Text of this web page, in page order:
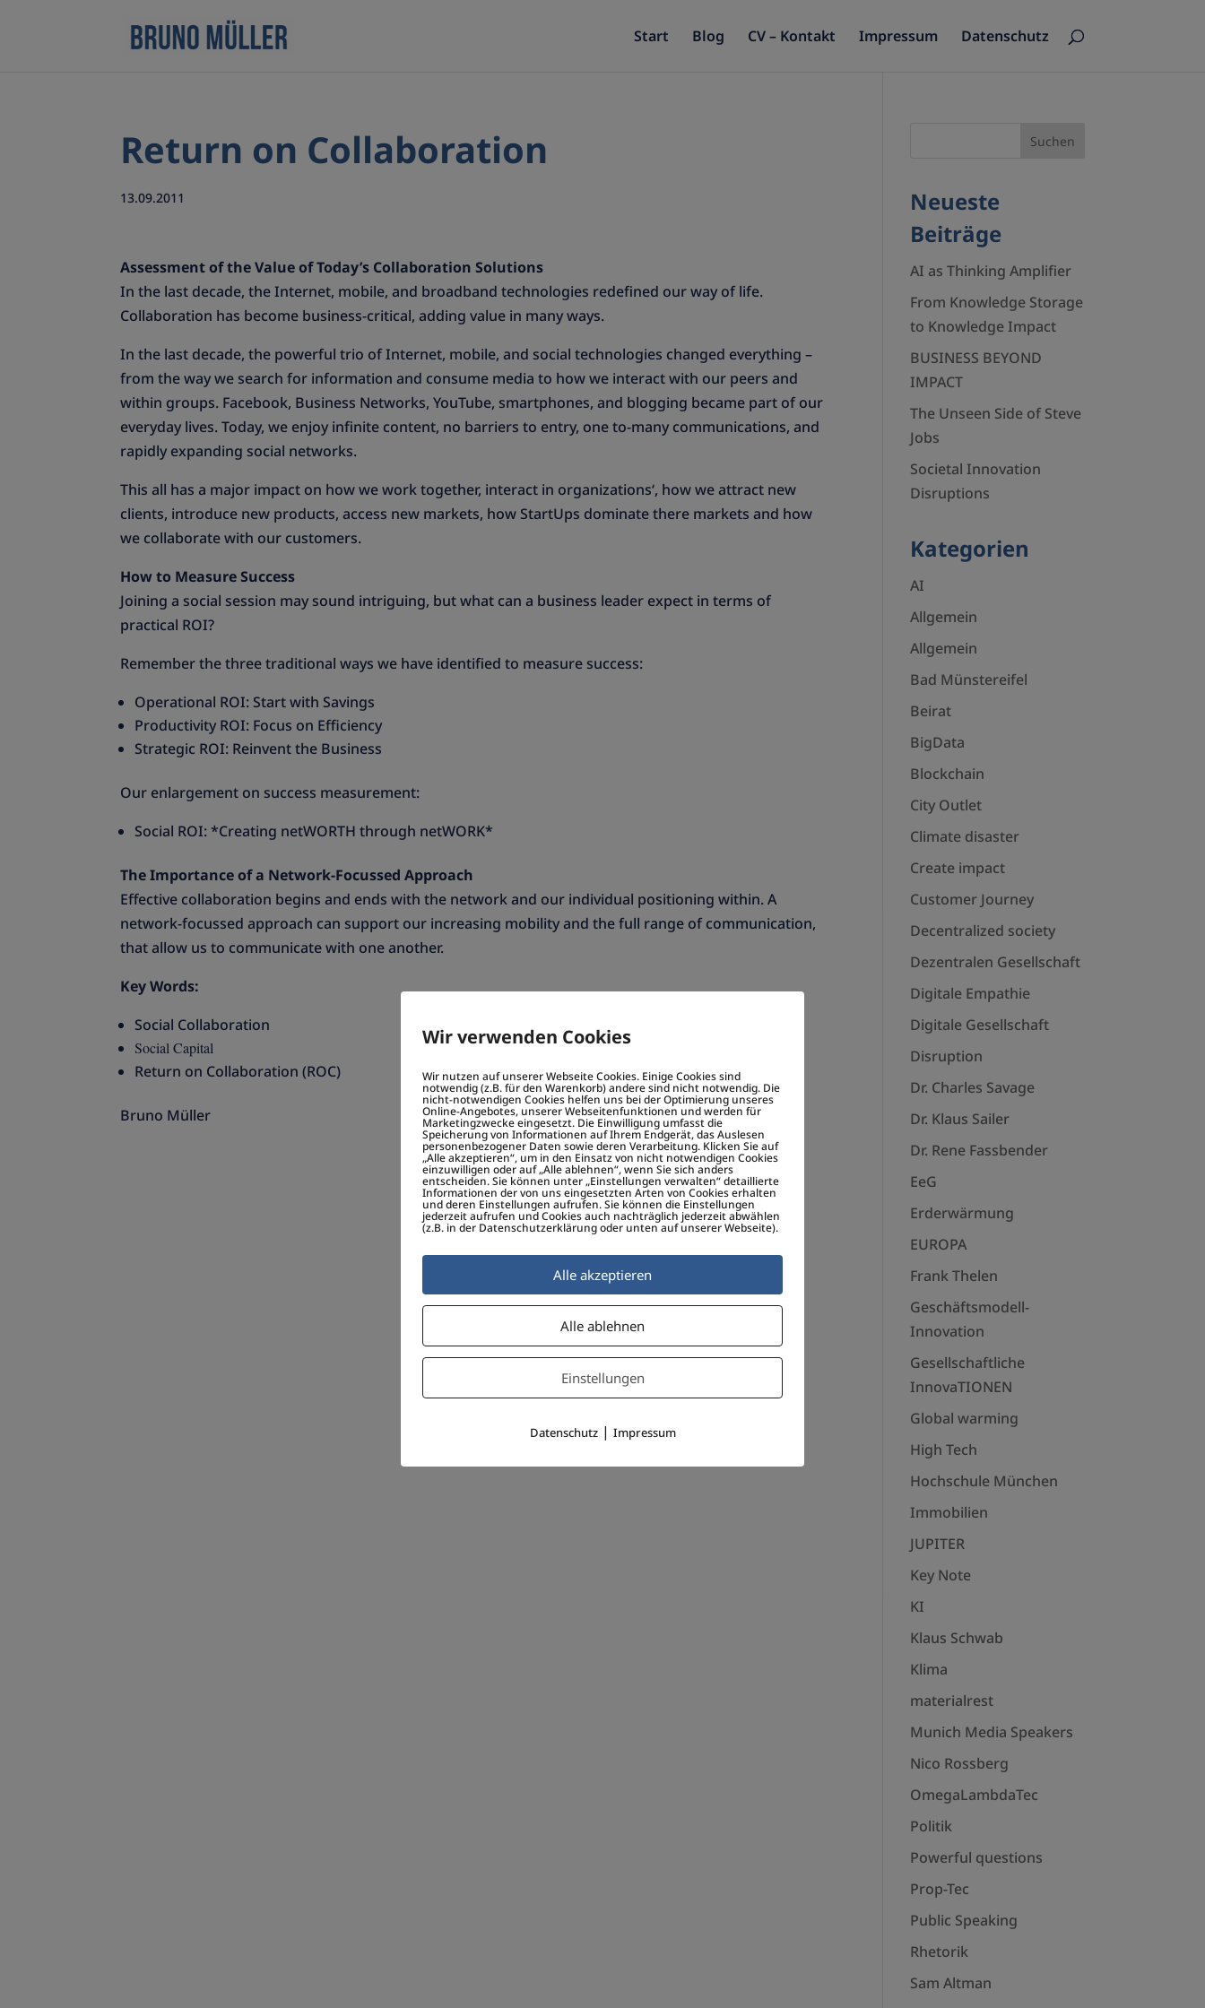
Start Blog CV – Kontakt Impressum Datenschutz
Return on Collaboration
13.09.2011
Assessment of the Value of Today’s Collaboration Solutions
In the last decade, the Internet, mobile, and broadband technologies redefined our way of life.
Collaboration has become business-critical, adding value in many ways.
In the last decade, the powerful trio of Internet, mobile, and social technologies changed everything –
from the way we search for information and consume media to how we interact with our peers and
within groups. Facebook, Business Networks, YouTube, smartphones, and blogging became part of our
everyday lives. Today, we enjoy infinite content, no barriers to entry, one to-many communications, and
rapidly expanding social networks.
This all has a major impact on how we work together, interact in organizations‘, how we attract new
clients, introduce new products, access new markets, how StartUps dominate there markets and how
we collaborate with our customers.
How to Measure Success
Joining a social session may sound intriguing, but what can a business leader expect in terms of
practical ROI?
Remember the three traditional ways we have identified to measure success:
Operational ROI: Start with Savings
Productivity ROI: Focus on Efficiency
Strategic ROI: Reinvent the Business
Our enlargement on success measurement:
Social ROI: *Creating netWORTH through netWORK*
The Importance of a Network-Focussed Approach
Effective collaboration begins and ends with the network and our individual positioning within. A
network-focussed approach can support our increasing mobility and the full range of communication,
that allow us to communicate with one another.
Key Words:
Social Collaboration
Social Capital
Return on Collaboration (ROC)
Bruno Müller
Neueste
Beiträge
AI as Thinking Amplifier
From Knowledge Storage
to Knowledge Impact
BUSINESS BEYOND
IMPACT
The Unseen Side of Steve
Jobs
Societal Innovation
Disruptions
Kategorien
AI
Allgemein
Allgemein
Bad Münstereifel
Beirat
BigData
Blockchain
City Outlet
Climate disaster
Create impact
Customer Journey
Decentralized society
Dezentralen Gesellschaft
Digitale Empathie
Digitale Gesellschaft
Disruption
Dr. Charles Savage
Dr. Klaus Sailer
Dr. Rene Fassbender
EeG
Erderwärmung
EUROPA
Frank Thelen
Geschäftsmodell-
Innovation
Gesellschaftliche
InnovaTIONEN
Global warming
High Tech
Hochschule München
Immobilien
JUPITER
Key Note
KI
Klaus Schwab
Klima
materialrest
Munich Media Speakers
Nico Rossberg
OmegaLambdaTec
Politik
Powerful questions
Prop-Tec
Public Speaking
Rhetorik
Sam Altman
Wir verwenden Cookies
Wir nutzen auf unserer Webseite Cookies. Einige Cookies sind
notwendig (z.B. für den Warenkorb) andere sind nicht notwendig. Die
nicht-notwendigen Cookies helfen uns bei der Optimierung unseres
Online-Angebotes, unserer Webseitenfunktionen und werden für
Marketingzwecke eingesetzt. Die Einwilligung umfasst die
Speicherung von Informationen auf Ihrem Endgerät, das Auslesen
personenbezogener Daten sowie deren Verarbeitung. Klicken Sie auf
„Alle akzeptieren“, um in den Einsatz von nicht notwendigen Cookies
einzuwilligen oder auf „Alle ablehnen“, wenn Sie sich anders
entscheiden. Sie können unter „Einstellungen verwalten“ detaillierte
Informationen der von uns eingesetzten Arten von Cookies erhalten
und deren Einstellungen aufrufen. Sie können die Einstellungen
jederzeit aufrufen und Cookies auch nachträglich jederzeit abwählen
(z.B. in der Datenschutzerklärung oder unten auf unserer Webseite).
Alle akzeptieren
Alle ablehnen
Einstellungen
Datenschutz| Impressum